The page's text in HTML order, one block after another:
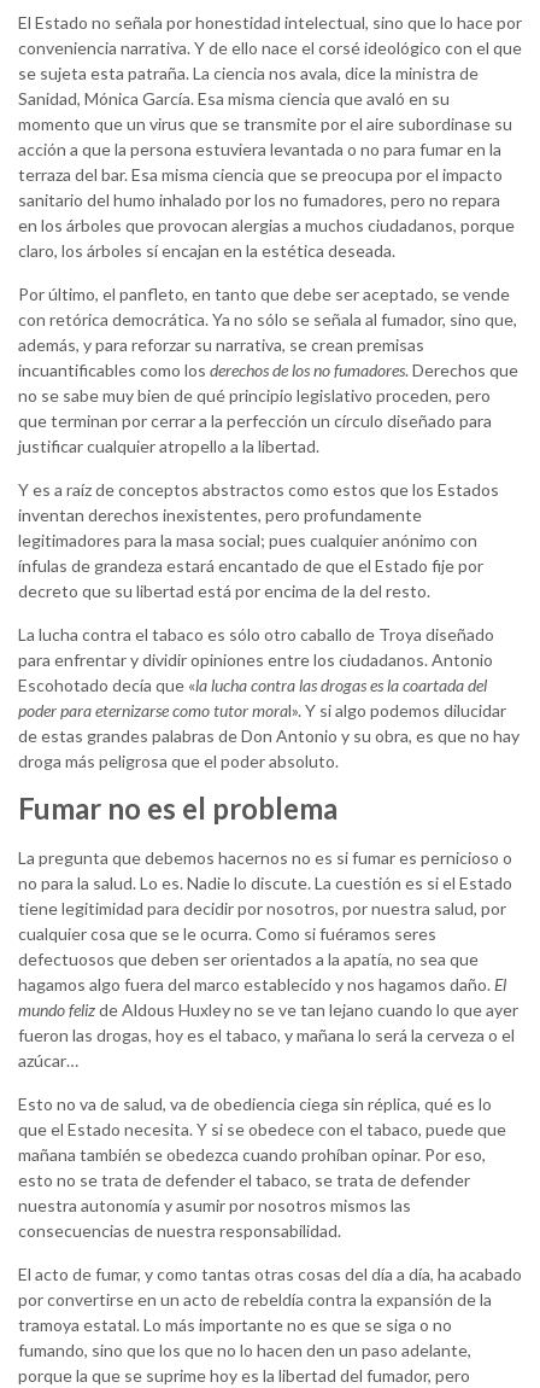
El Estado no señala por honestidad intelectual, sino que lo hace por
conveniencia narrativa. Y de ello nace el corsé ideológico con el que
se sujeta esta patraña. La ciencia nos avala, dice la ministra de
Sanidad, Mónica García. Esa misma ciencia que avaló en su
momento que un virus que se transmite por el aire subordinase su
acción a que la persona estuviera levantada o no para fumar en la
terraza del bar. Esa misma ciencia que se preocupa por el impacto
sanitario del humo inhalado por los no fumadores, pero no repara
en los árboles que provocan alergias a muchos ciudadanos, porque
claro, los árboles sí encajan en la estética deseada.
Por último, el panfleto, en tanto que debe ser aceptado, se vende
con retórica democrática. Ya no sólo se señala al fumador, sino que,
además, y para reforzar su narrativa, se crean premisas
incuantificables como los derechos de los no fumadores. Derechos que
no se sabe muy bien de qué principio legislativo proceden, pero
que terminan por cerrar a la perfección un círculo diseñado para
justificar cualquier atropello a la libertad.
Y es a raíz de conceptos abstractos como estos que los Estados
inventan derechos inexistentes, pero profundamente
legitimadores para la masa social; pues cualquier anónimo con
ínfulas de grandeza estará encantado de que el Estado fije por
decreto que su libertad está por encima de la del resto.
La lucha contra el tabaco es sólo otro caballo de Troya diseñado
para enfrentar y dividir opiniones entre los ciudadanos. Antonio
Escohotado decía que «la lucha contra las drogas es la coartada del
poder para eternizarse como tutor moral». Y si algo podemos dilucidar
de estas grandes palabras de Don Antonio y su obra, es que no hay
droga más peligrosa que el poder absoluto.
Fumar no es el problema
La pregunta que debemos hacernos no es si fumar es pernicioso o
no para la salud. Lo es. Nadie lo discute. La cuestión es si el Estado
tiene legitimidad para decidir por nosotros, por nuestra salud, por
cualquier cosa que se le ocurra. Como si fuéramos seres
defectuosos que deben ser orientados a la apatía, no sea que
hagamos algo fuera del marco establecido y nos hagamos daño.El
mundo felizde Aldous Huxley no se ve tan lejano cuando lo que ayer
fueron las drogas, hoy es el tabaco, y mañana lo será la cerveza o el
azúcar…
Esto no va de salud, va de obediencia ciega sin réplica, qué es lo
que el Estado necesita. Y si se obedece con el tabaco, puede que
mañana también se obedezca cuando prohíban opinar. Por eso,
esto no se trata de defender el tabaco, se trata de defender
nuestra autonomía y asumir por nosotros mismos las
consecuencias de nuestra responsabilidad.
El acto de fumar, y como tantas otras cosas del día a día, ha acabado
por convertirse en un acto de rebeldía contra la expansión de la
tramoya estatal. Lo más importante no es que se siga o no
fumando, sino que los que no lo hacen den un paso adelante,
porque la que se suprime hoy es la libertad del fumador, pero